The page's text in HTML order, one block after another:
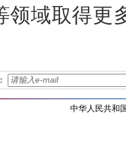
领域取得更
中华人民共和